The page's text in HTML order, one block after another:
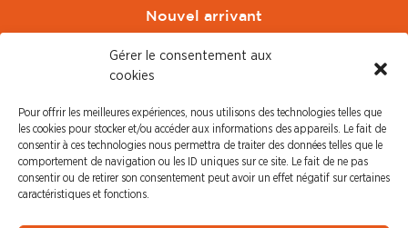
Gérer le consentement aux
cookies
Pour offrir les meilleures expériences, nous utilisons des technologies telles que
les cookies pour stocker et/ou accéder aux informations des appareils. Le fait de
consentir à ces technologies nous permettra de traiter des données telles que le
comportement de navigation ou les ID uniques sur ce site. Le fait de ne pas
consentir ou de retirer son consentement peut avoir un effet négatif sur certaines
caractéristiques et fonctions.
Nouvel arrivant
CFDT Cadres
CFDT Retraités
L'UFFA